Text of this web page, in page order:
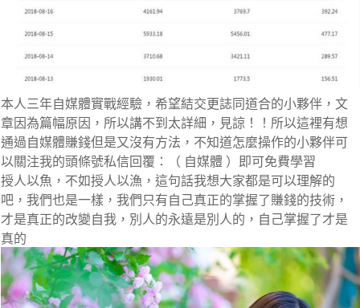
本人三年自媒體實戰經驗，希望結交更誌同道合的小夥伴，文
章因為篇幅原因，所以講不到太詳細，見諒！！所以這裡有想
通過自媒體賺錢但是又沒有方法，不知道怎麼操作的小夥伴可
以關注我的頭條號私信回覆：（ 自媒體 ）即可免費學習
授人以魚，不如授人以漁，這句話我想大家都是可以理解的
吧，我們也是一樣，我們只有自己真正的掌握了賺錢的技術，
才是真正的改變自我，別人的永遠是別人的，自己掌握了才是
真的